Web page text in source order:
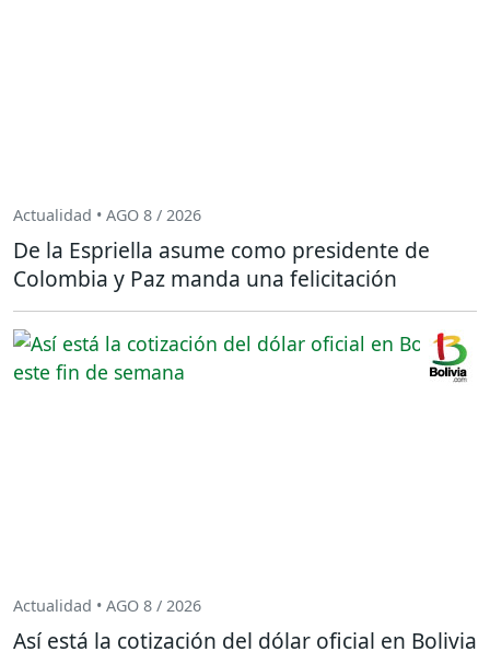
Actualidad • AGO 8 / 2026
De la Espriella asume como presidente de
Colombia y Paz manda una felicitación
Actualidad • AGO 8 / 2026
Así está la cotización del dólar oficial en Bolivia